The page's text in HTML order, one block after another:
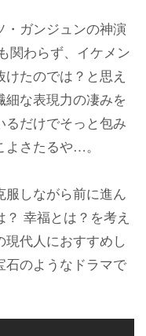
ガンジュンの神演
関わらず、イケメン
たのでは？と思え
細な表現力の凄みを
だけでそっと包み
さたるや…。
しながら前に進ん
幸福とは？を考え
代人におすすめし
石のようなドラマで